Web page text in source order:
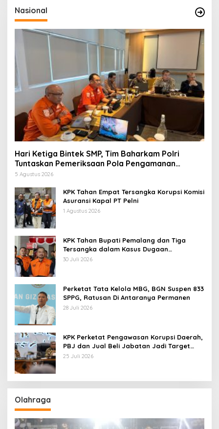
Nasional
Hari Ketiga Bintek SMP, Tim Baharkam Polri
Tuntaskan Pemeriksaan Pola Pengamanan
Pertamina Patra Niaga Jabar
5 Agustus 2026
KPK Tahan Empat Tersangka Korupsi Komisi
Asuransi Kapal PT Pelni
1 Agustus 2026
KPK Tahan Bupati Pemalang dan Tiga
Tersangka dalam Kasus Dugaan
Pemerasan
30 Juli 2026
Perketat Tata Kelola MBG, BGN Suspen 833
SPPG, Ratusan Di Antaranya Permanen
28 Juli 2026
KPK Perketat Pengawasan Korupsi Daerah,
PBJ dan Jual Beli Jabatan Jadi Target
Utama
25 Juli 2026
Olahraga